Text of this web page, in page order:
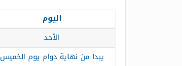
اليوم
الأحد
يبدأ من نهاية دوام يوم الخميس